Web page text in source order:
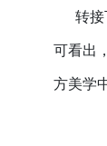
转接
可看出
方美学